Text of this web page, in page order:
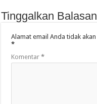
Tinggalkan Balasan
Alamat email Anda tidak
*
Komentar*